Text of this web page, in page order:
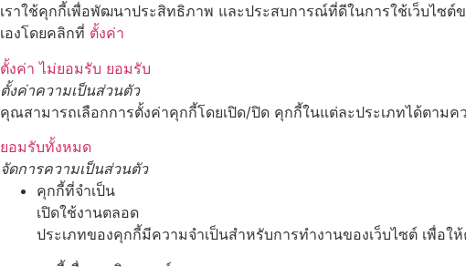
เราใช้คุกกี้เพื่อพัฒนาประสิทธิภาพ และประสบการณ์ที่ดีในการใช้เว็บไซ
เองโดยคลิกที่ ตั้งค่า
ตั้งค่า ไม่ยอมรับ ยอมรับ
ตั้งค่าความเป็นส่วนตัว
คุณสามารถเลือกการตั้งค่าคุกกี้โดยเปิด/ปิด คุกกี้ในแต่ละประเภทได้ตามค
ยอมรับทั้งหมด
จัดการความเป็นส่วนตัว
คุกกี้ที่จำเป็น
เปิดใช้งานตลอด
ประเภทของคุกกี้มีความจำเป็นสำหรับการทำงานของเว็บไซต์ เพื่อ